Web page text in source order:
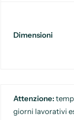
Dimensioni
Attenzione:
giorni lavorativi